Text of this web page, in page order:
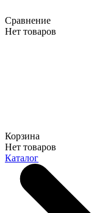
Сравнение
Нет товаров
Корзина
Нет товаров
Каталог